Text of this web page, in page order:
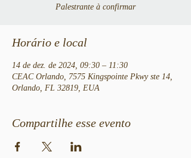
Palestrante à confirmar
Horário e local
14 de dez. de 2024, 09:30 – 11:30
CEAC Orlando, 7575 Kingspointe Pkwy ste 14,
Orlando, FL 32819, EUA
Compartilhe esse evento